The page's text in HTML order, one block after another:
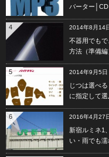
バーター
4 2014年8月14
不器用でも
方法（準備編
5 2014年9月5日
じつは選べ
に指定して
6 2016年4月27
新宿ルミネ1
い・雨でも